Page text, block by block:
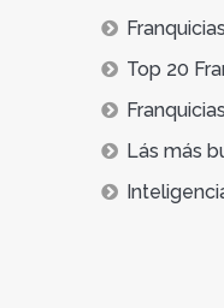
Top 20
Lás más